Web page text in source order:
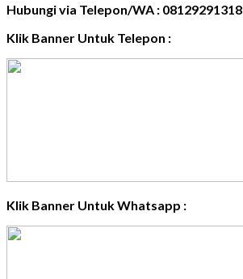
Hubungi via Telepon/WA : 08129291318
Klik Banner Untuk Telepon :
Klik Banner Untuk Whatsapp :